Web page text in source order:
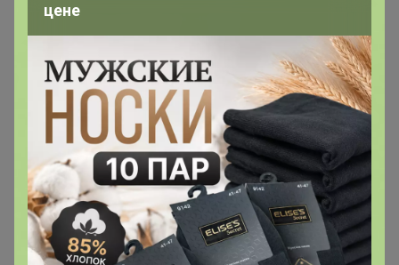
груди.
Корпус выполнен из гладкой, удобной и легкой в ​​
носке ткани AIRism. (Функции разных продуктов
немного отличаются. Подробную информацию о
конкретных функциях можно найти на упаковке
каждого продукта.)
Размер чашки был соответствующим образом
изменен.
Разработан с плечевыми ремнями, которые с
меньшей вероятностью соскользнут или провиснут.
цене